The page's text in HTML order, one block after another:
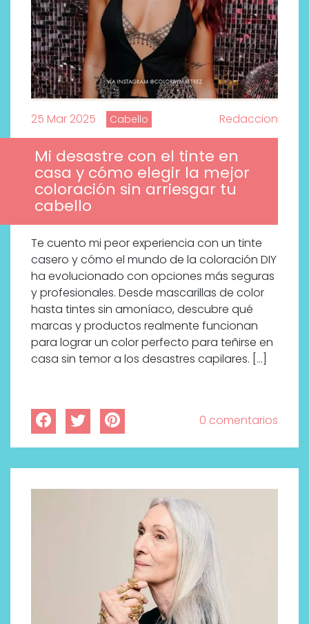
25 Mar 2025 Cabello Redaccion
Mi desastre con el tinte en
casa y cómo elegir la mejor
coloración sin arriesgar tu
cabello
Te cuento mi peor experiencia con un tinte
casero y cómo el mundo de la coloración DIY
ha evolucionado con opciones más seguras
y profesionales. Desde mascarillas de color
hasta tintes sin amoníaco, descubre qué
marcas y productos realmente funcionan
para lograr un color perfecto para teñirse en
casa sin temor a los desastres capilares. […]
0 comentarios